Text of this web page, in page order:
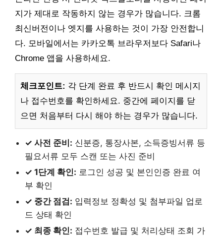
지가 제대로 작동하지 않는 경우가 많습니다. 크롬
최신버전이나 엣지를 사용하는 것이 가장 안전합니
다. 모바일에서는 카카오톡 브라우저보다 Safari나
Chrome 앱을 사용하세요.
체크포인트: 각 단계 완료 후 반드시 확인 메시지
나 접수번호를 확인하세요. 중간에 페이지를 닫
으면 처음부터 다시 해야 하는 경우가 많습니다.
✓ 사전 준비: 신분증, 통장사본, 소득증빙서류 등
필요서류 모두 스캔 또는 사진 준비
✓ 1단계 확인: 로그인 성공 및 본인인증 완료 여
부 확인
✓ 중간 점검: 입력정보 정확성 및 첨부파일 업로
드 상태 확인
✓ 최종 확인: 접수번호 발급 및 처리상태 조회 가